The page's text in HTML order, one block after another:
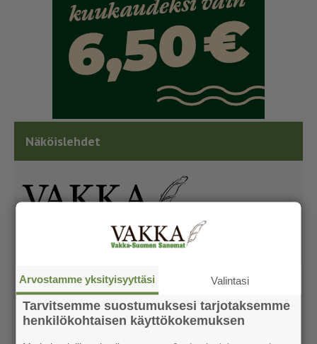
Näköislehdet
Arvostamme yksityisyyttäsi Valintasi
Tarvitsemme suostumuksesi tarjotaksemme
henkilökohtaisen käyttökokemuksen